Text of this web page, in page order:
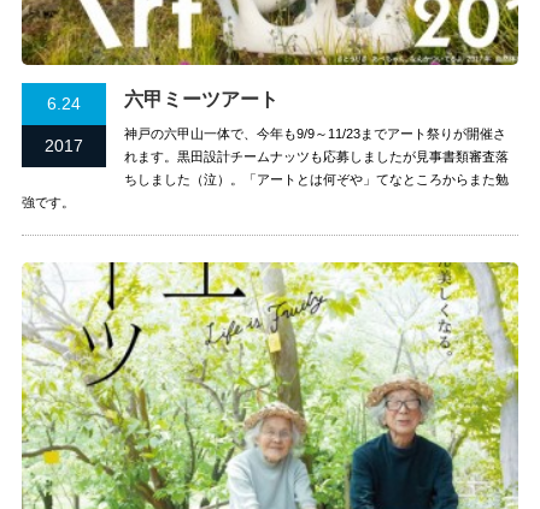
6.24
2017
六甲ミーツアート
神戸の六甲山一体で、今年も9/9～11/23までアート祭りが開催さ
れます。黒田設計チームナッツも応募しましたが見事書類審査落
ちしました（泣）。「アートとは何ぞや」てなところからまた勉
強です。